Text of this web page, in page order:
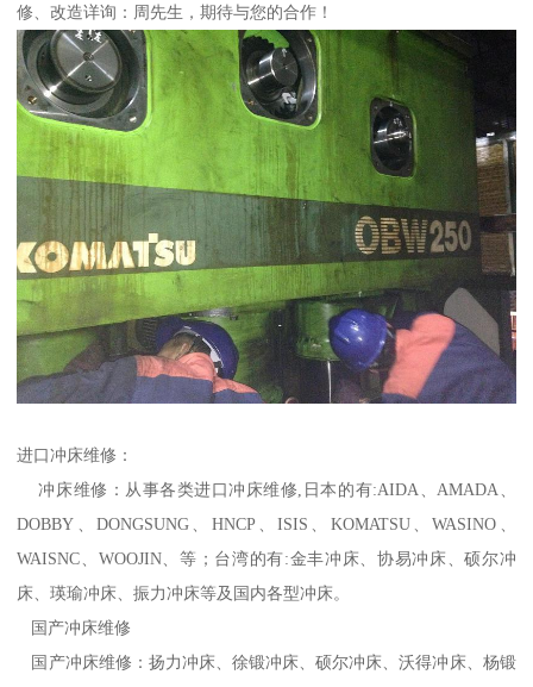
修、改造详询：周先生，期待与您的合作！
进口冲床维修：
冲床维修：从事各类进口冲床维修,日本的有:AIDA、AMADA、
DOBBY、DONGSUNG、HNCP、ISIS、KOMATSU、WASINO、
WAISNC、WOOJIN、等；台湾的有:金丰冲床、协易冲床、硕尔冲
床、瑛瑜冲床、振力冲床等及国内各型冲床。
国产冲床维修
国产冲床维修：扬力冲床、徐锻冲床、硕尔冲床、沃得冲床、杨锻